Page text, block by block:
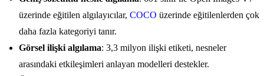
üzerinde eğitilen algılayıcılar, COCO üzerinde eğitilenlerden çok
daha fazla kategoriyi tanır.
Görsel ilişki algılama: 3,3 milyon ilişki etiketi, nesneler
arasındaki etkileşimleri anlayan modelleri destekler.